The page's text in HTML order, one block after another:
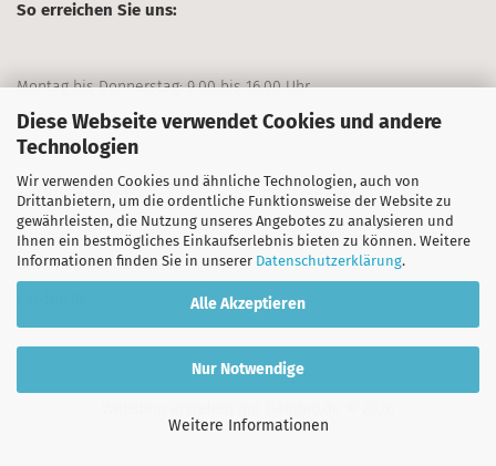
Diese Webseite verwendet Cookies und andere
Technologien
Wir verwenden Cookies und ähnliche Technologien, auch von
Drittanbietern, um die ordentliche Funktionsweise der Website zu
gewährleisten, die Nutzung unseres Angebotes zu analysieren und
Ihnen ein bestmögliches Einkaufserlebnis bieten zu können. Weitere
Informationen finden Sie in unserer Datenschutzerklärung.
Alle Akzeptieren
Nur Notwendige
Weitere Informationen
So erreichen Sie uns:
Montag bis Donnerstag: 9.00 bis 16.00 Uhr
Freitag: 9.00 bis 13.00 Uhr
+49 911/70403-0
Unternehmensseite: